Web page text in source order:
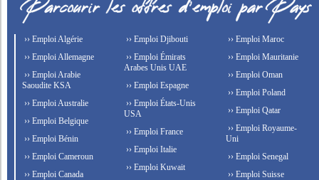
›› Emploi Algérie
›› Emploi Allemagne
›› Emploi Arabie
Saoudite KSA
›› Emploi Australie
›› Emploi Belgique
›› Emploi Bénin
›› Emploi Cameroun
›› Emploi Canada
›› Emploi Djibouti
›› Emploi Émirats
Arabes Unis UAE
›› Emploi Espagne
›› Emploi États-Unis
USA
›› Emploi France
›› Emploi Italie
›› Emploi Kuwait
›› Emploi Maroc
›› Emploi Mauritanie
›› Emploi Oman
›› Emploi Poland
›› Emploi Qatar
›› Emploi Royaume-
Uni
›› Emploi Senegal
›› Emploi Suisse